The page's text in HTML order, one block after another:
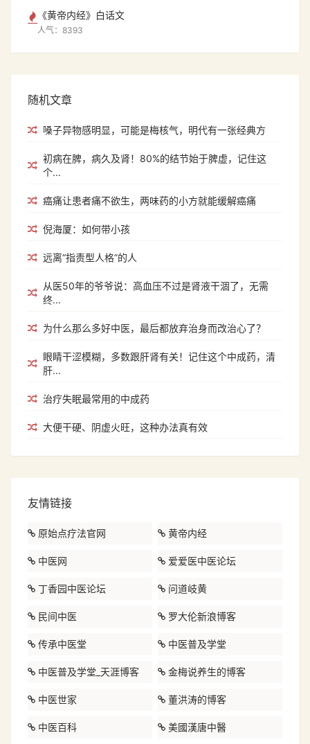
《黄帝内经》白话文
人气：8393
随机文章
嗓子异物感明显，可能是梅核气，明代有一张经典方
初病在脾，病久及肾！80%的结节始于脾虚，记住这
个...
癌痛让患者痛不欲生，两味药的小方就能缓解癌痛
倪海厦：如何带小孩
远离“指责型人格”的人
从医50年的爷爷说：高血压不过是肾液干涸了，无需
终...
为什么那么多好中医，最后都放弃治身而改治心了？
眼睛干涩模糊，多数跟肝肾有关！记住这个中成药，清
肝...
治疗失眠最常用的中成药
大便干硬、阴虚火旺，这种办法真有效
友情链接
原始点疗法官网 黄帝内经
中医网 爱爱医中医论坛
丁香园中医论坛 问道岐黄
民间中医 罗大伦新浪博客
传承中医堂 中医普及学堂
中医普及学堂_天涯博客 金梅说养生的博客
中医世家 董洪涛的博客
中医百科 美國漢唐中醫